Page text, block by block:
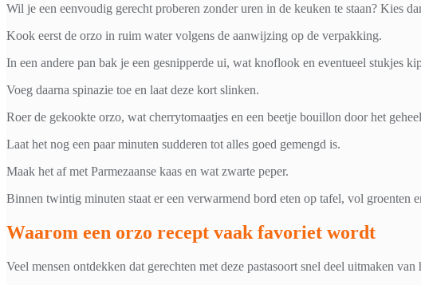
Wil je een eenvoudig gerecht proberen zonder uren in de keuken te staan? Kies
Kook eerst de orzo in ruim water volgens de aanwijzing op de verpakking.
In een andere pan bak je een gesnipperde ui, wat knoflook en eventueel stukjes
Voeg daarna spinazie toe en laat deze kort slinken.
Roer de gekookte orzo, wat cherrytomaatjes en een beetje bouillon door het
Laat het nog een paar minuten sudderen tot alles goed gemengd is.
Maak het af met Parmezaanse kaas en wat zwarte peper.
Binnen twintig minuten staat er een verwarmend bord eten op tafel, vol groenten
Waarom een orzo recept vaak favoriet wordt
Veel mensen ontdekken dat gerechten met deze pastasoort snel deel uitmaken van